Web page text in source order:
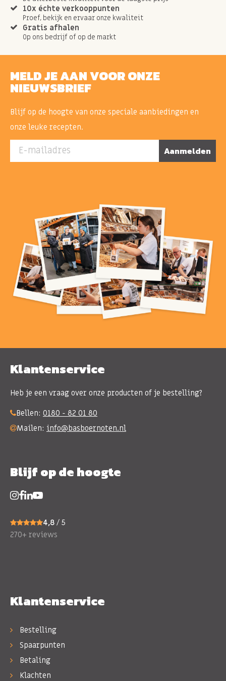
10x échte verkooppunten
Proef, bekijk en ervaar onze kwaliteit
Gratis afhalen
Op ons bedrijf of op de markt
MELD JE AAN VOOR ONZE
NIEUWSBRIEF
Blijf op de hoogte van onze speciale aanbiedingen en
onze leuke recepten.
E-mailadres Aanmelden
Klantenservice
Heb je een vraag over onze producten of je bestelling?
Bellen: 0180 - 82 01 80
Mailen: info@basboernoten.nl
Blijf op de hoogte
4,8 / 5
270+ reviews
Klantenservice
Bestelling
Spaarpunten
Betaling
Klachten